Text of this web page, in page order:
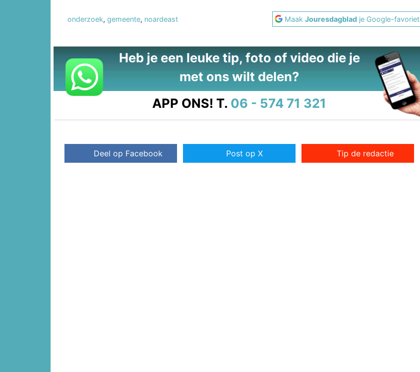
onderzoek, gemeente, noardeast MaakJouresdagblad je Google-favoriet
Heb je een leuke tip, foto of video die je
met ons wilt delen?
APP ONS! T. 06 - 574 71 321
Deel op Facebook Post op X Tip de redactie